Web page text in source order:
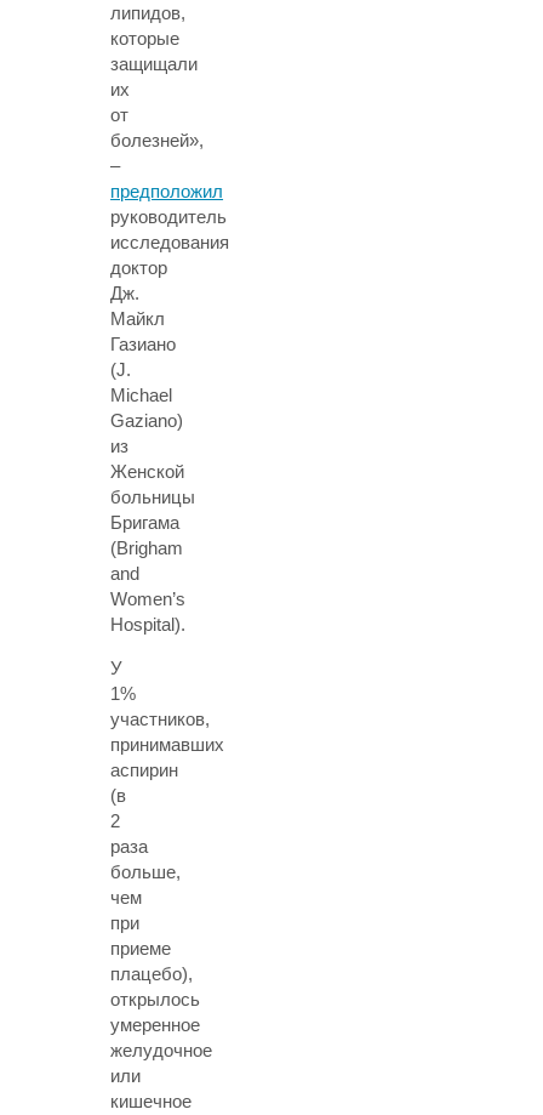
липидов,
которые
защищали
их
от
болезней»,
–
предположил
руководитель
исследования
доктор
Дж.
Майкл
Газиано
(J.
Michael
Gaziano)
из
Женской
больницы
Бригама
(Brigham
and
Women’s
Hospital).
У
1%
участников,
принимавших
аспирин
(в
2
раза
больше,
чем
при
приеме
плацебо),
открылось
умеренное
желудочное
или
кишечное